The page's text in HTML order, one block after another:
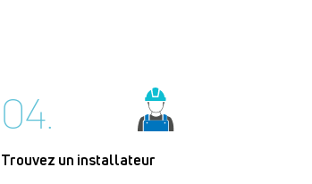
04.
Trouvez un installateur